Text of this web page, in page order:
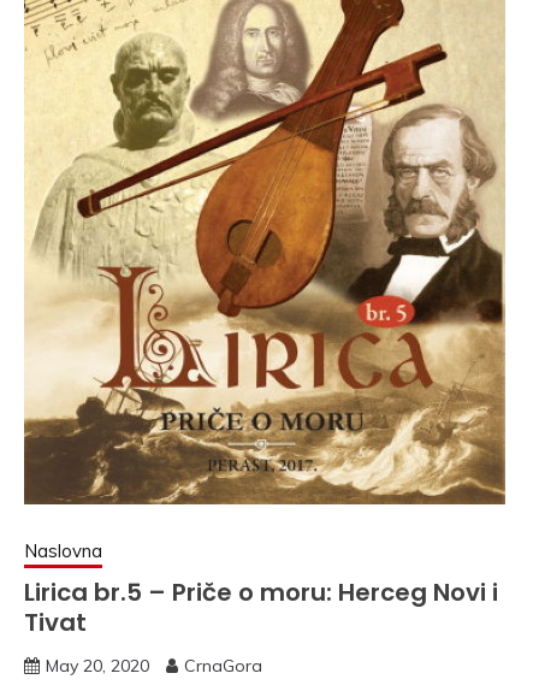
Naslovna
Lirica br.5 – Priče o moru: Herceg Novi i
Tivat
May 20, 2020 CrnaGora